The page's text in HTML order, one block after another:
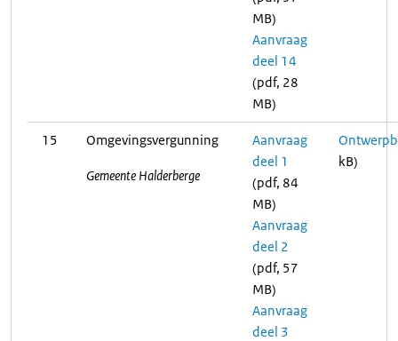
MB)
Aanvraag
deel 14
(pdf, 28
MB)
15 Omgevingsvergunning
Gemeente Halderberge
Aanvraag
deel 1
(pdf, 84
MB)
Aanvraag
deel 2
(pdf, 57
MB)
Aanvraag
deel 3
kB)